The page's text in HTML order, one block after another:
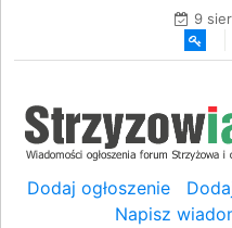
9
Dodaj ogłoszenie
Napisz